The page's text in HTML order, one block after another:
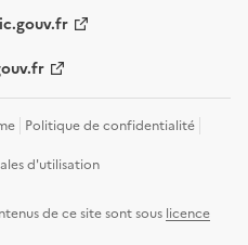
Politique de confidentialité
d'utilisation
de ce site sont sous licence